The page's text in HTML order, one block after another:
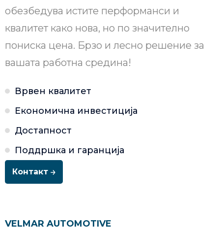
обезбедува истите перформанси и
квалитет како нова, но по значително
пониска цена. Брзо и лесно решение за
вашата работна средина!
Врвен квалитет
Економична инвестиција
Достапност
Поддршка и гаранција
Контакт
VELMAR AUTOMOTIVE